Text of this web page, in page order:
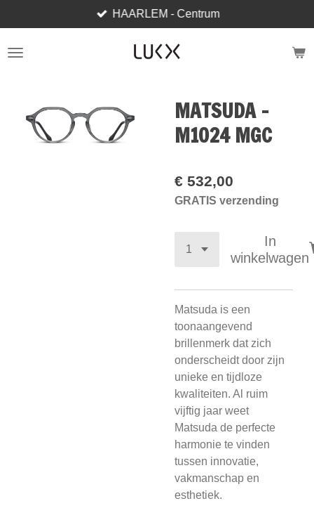
direct
naar
HAARLEM - Centrum
MATSUDA -
M1024 MGC
€ 532,00
GRATIS verzending
In
winkelwagen
Matsuda is een
toonaangevend
brillenmerk dat zich
onderscheidt door zijn
unieke en tijdloze
kwaliteiten. Al ruim
vijftig jaar weet
Matsuda de perfecte
harmonie te vinden
tussen innovatie,
vakmanschap en
esthetiek.